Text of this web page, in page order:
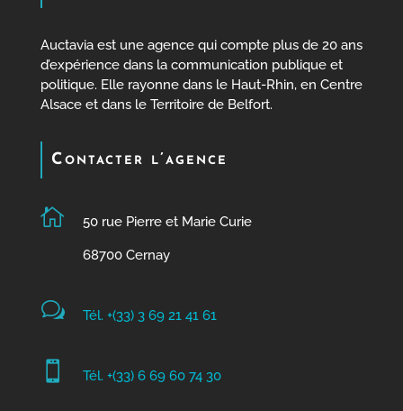
Auctavia est une agence qui compte plus de 20 ans
d’expérience dans la communication publique et
politique. Elle rayonne dans le Haut-Rhin, en Centre
Alsace et dans le Territoire de Belfort.
Contacter l’agence
 50 rue Pierre et Marie Curie
68700 Cernay
w Tél. +(33) 3 69 21 41 61
 Tél. +(33) 6 69 60 74 30